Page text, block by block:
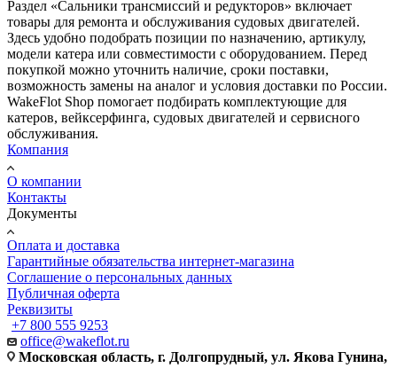
Раздел «Сальники трансмиссий и редукторов» включает
товары для ремонта и обслуживания судовых двигателей.
Здесь удобно подобрать позиции по назначению, артикулу,
модели катера или совместимости с оборудованием. Перед
покупкой можно уточнить наличие, сроки поставки,
возможность замены на аналог и условия доставки по России.
WakeFlot Shop помогает подбирать комплектующие для
катеров, вейксерфинга, судовых двигателей и сервисного
обслуживания.
Компания
О компании
Контакты
Документы
Оплата и доставка
Гарантийные обязательства интернет-магазина
Соглашение о персональных данных
Публичная оферта
Реквизиты
+7 800 555 9253
office@wakeflot.ru
Московская область, г. Долгопрудный, ул. Якова Гунина,